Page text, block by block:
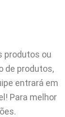
produtos ou
de produtos,
entrará em
Para melhor